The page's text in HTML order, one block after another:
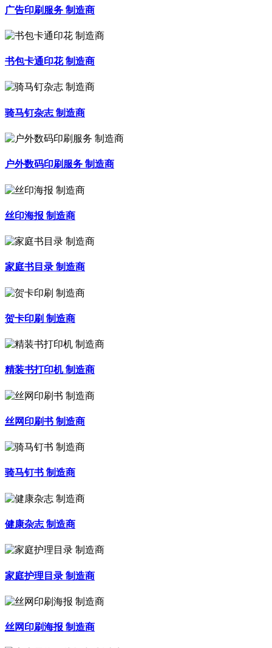
广告印刷服务 制造商
书包卡通印花 制造商
骑马钉杂志 制造商
户外数码印刷服务 制造商
丝印海报 制造商
家庭书目录 制造商
贺卡印刷 制造商
精装书打印机 制造商
丝网印刷书 制造商
骑马钉书 制造商
健康杂志 制造商
家庭护理目录 制造商
丝网印刷海报 制造商